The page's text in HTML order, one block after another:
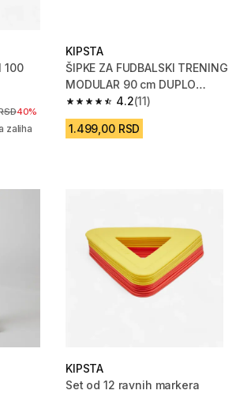
100
1028 Recenzije
40%
zaliha
KIPSTA
ŠIPKE ZA FUDBALSKI TRENING
MODULAR 90 cm DUPLO
PAKOVANJE - NARANDŽASTE
4.2
4.2 od 5 zvezdica from 11
(11)
1.499,00 RSD
KIPSTA
Set od 12 ravnih markera